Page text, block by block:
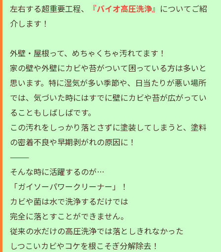
左右する超重要工程、
『バイオ高圧洗浄』 についてご紹
介します！
外壁・屋根って、めちゃくちゃ汚れてます！
家の壁や外壁にカビや苔がついて困っている方は多いと
思います。特に湿気が多い季節や、日当たりが悪い場所
では、気づいた時にはすでに壁にカビや苔が広がってい
ることもしばしばです。
この汚れをしっかり落とさずに塗装してしまうと、塗料
の密着不良や早期剥がれの原因に！
⸻
そんな時に活躍するのが…
「ガイソーパワークリーナー」！
カビや菌は水で洗浄するだけでは
完全に落とすことができません。
従来の水だけの高圧洗浄では落としきれなかった
しつこいカビやコケを根こそぎ分解除去！